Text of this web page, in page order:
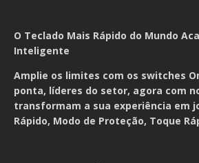
O Teclado Mais Rápido do Mundo
Inteligente
Amplie os limites com os switches
ponta, líderes do setor, agora com
transformam a sua experiência em
Rápido, Modo de Proteção, Toque